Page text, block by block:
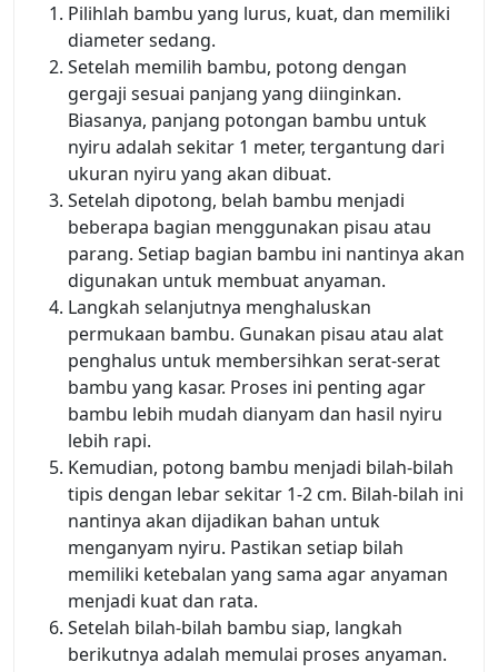
Pilihlah bambu yang lurus, kuat, dan memiliki
diameter sedang.
Setelah memilih bambu, potong dengan
gergaji sesuai panjang yang diinginkan.
Biasanya, panjang potongan bambu untuk
nyiru adalah sekitar 1 meter, tergantung dari
ukuran nyiru yang akan dibuat.
Setelah dipotong, belah bambu menjadi
beberapa bagian menggunakan pisau atau
parang. Setiap bagian bambu ini nantinya akan
digunakan untuk membuat anyaman.
Langkah selanjutnya menghaluskan
permukaan bambu. Gunakan pisau atau alat
penghalus untuk membersihkan serat-serat
bambu yang kasar. Proses ini penting agar
bambu lebih mudah dianyam dan hasil nyiru
lebih rapi.
Kemudian, potong bambu menjadi bilah-bilah
tipis dengan lebar sekitar 1-2 cm. Bilah-bilah ini
nantinya akan dijadikan bahan untuk
menganyam nyiru. Pastikan setiap bilah
memiliki ketebalan yang sama agar anyaman
menjadi kuat dan rata.
Setelah bilah-bilah bambu siap, langkah
berikutnya adalah memulai proses anyaman.